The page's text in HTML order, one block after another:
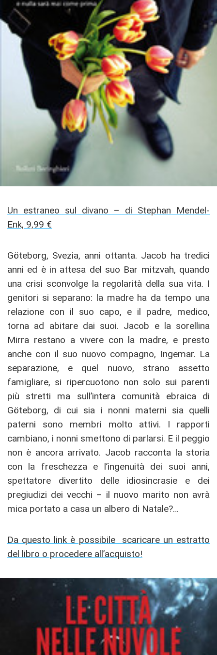
Un estraneo sul divano – di Stephan Mendel-
Enk, 9,99 €
Göteborg, Svezia, anni ottanta. Jacob ha tredici
anni ed è in attesa del suo Bar mitzvah, quando
una crisi sconvolge la regolarità della sua vita. I
genitori si separano: la madre ha da tempo una
relazione con il suo capo, e il padre, medico,
torna ad abitare dai suoi. Jacob e la sorellina
Mirra restano a vivere con la madre, e presto
anche con il suo nuovo compagno, Ingemar. La
separazione, e quel nuovo, strano assetto
famigliare, si ripercuotono non solo sui parenti
più stretti ma sull’intera comunità ebraica di
Göteborg, di cui sia i nonni materni sia quelli
paterni sono membri molto attivi. I rapporti
cambiano, i nonni smettono di parlarsi. E il peggio
non è ancora arrivato. Jacob racconta la storia
con la freschezza e l’ingenuità dei suoi anni,
spettatore divertito delle idiosincrasie e dei
pregiudizi dei vecchi – il nuovo marito non avrà
mica portato a casa un albero di Natale?…
Da questo link è possibile scaricare un estratto
del libro o procedere all’acquisto!